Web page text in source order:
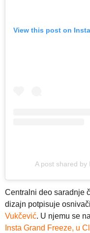
View this post on
A post shared
Centralni deo saradnje
dizajn potpisuje
Vukčević. U njemu se
Insta Grand Freeze, u